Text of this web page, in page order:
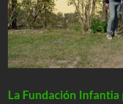
La Fundación